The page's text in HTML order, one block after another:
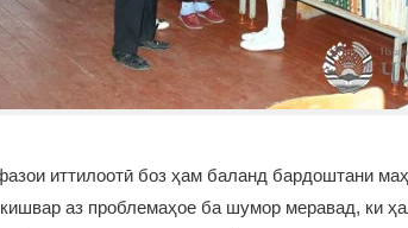
иттилоотӣ боз ҳам баланд бардоштани
аз проблемаҳое ба шумор меравад, ки